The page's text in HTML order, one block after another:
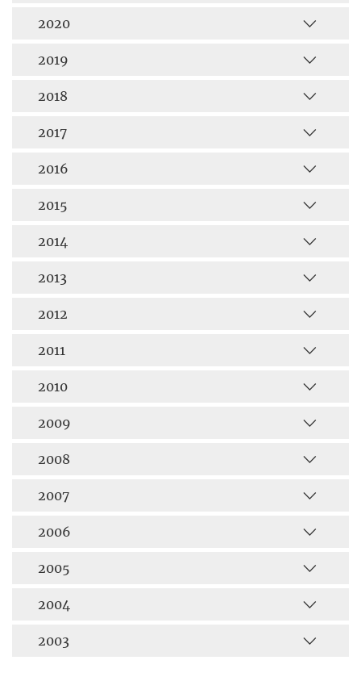
2020
2019
2018
2017
2016
2015
2014
2013
2012
2011
2010
2009
2008
2007
2006
2005
2004
2003